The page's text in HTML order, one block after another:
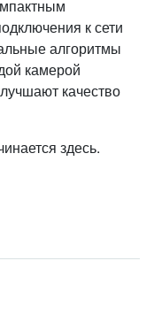
к сети
алгоритмы
камерой
качество
здесь.